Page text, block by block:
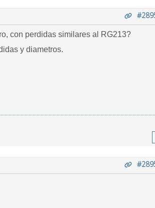
con perdidas similares al RG213?
y diametros.